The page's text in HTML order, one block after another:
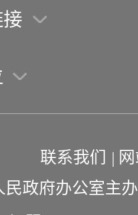
联系我们 |
民政府办公室主